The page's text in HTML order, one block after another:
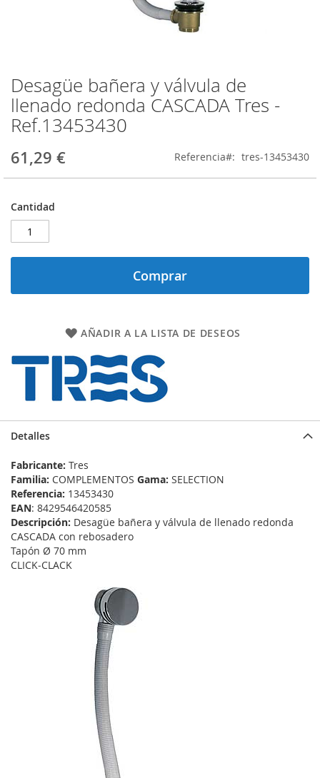
Desagüe bañera y válvula de
llenado redonda CASCADA Tres -
Ref.13453430
61,29 € Referencia tres-13453430
Cantidad
Comprar
AÑADIR A LA LISTA DE DESEOS
Saltar
al
comienzo
de
galería
de
imágenes
Detalles
Fabricante: Tres
Familia: COMPLEMENTOS Gama: SELECTION
Referencia: 13453430
EAN: 8429546420585
Descripción: Desagüe bañera y válvula de llenado redonda
CASCADA con rebosadero
Tapón Ø 70 mm
CLICK‑CLACK